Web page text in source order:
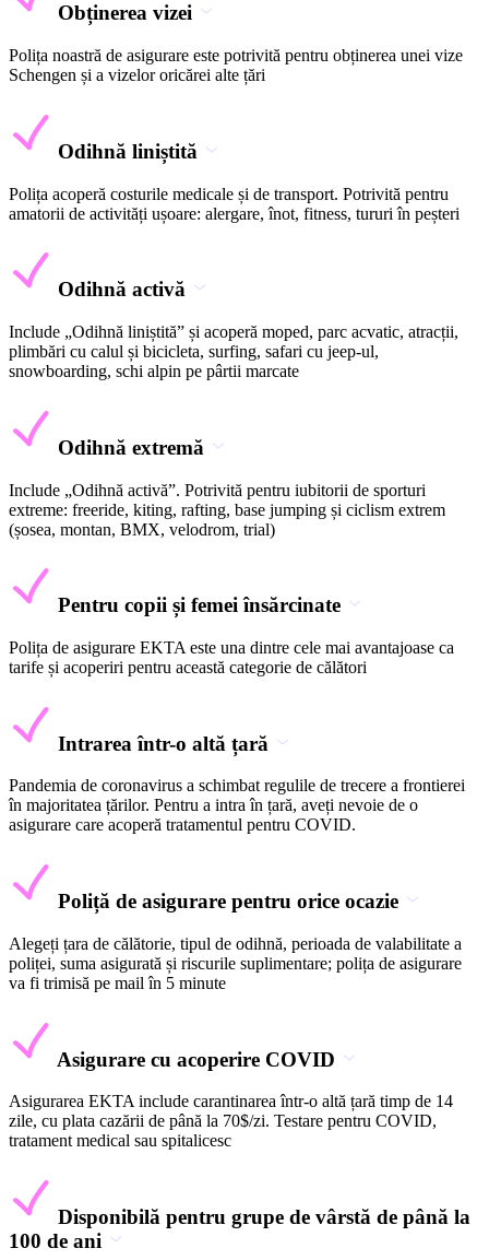
Obținerea vizei
Polița noastră de asigurare este potrivită pentru obținerea unei vize
Schengen și a vizelor oricărei alte țări
Odihnă liniștită
Polița acoperă costurile medicale și de transport. Potrivită pentru
amatorii de activități ușoare: alergare, înot, fitness, tururi în peșteri
Odihnă activă
Include „Odihnă liniștită” și acoperă moped, parc acvatic, atracții,
plimbări cu calul și bicicleta, surfing, safari cu jeep-ul,
snowboarding, schi alpin pe pârtii marcate
Odihnă extremă
Include „Odihnă activă”. Potrivită pentru iubitorii de sporturi
extreme: freeride, kiting, rafting, base jumping și ciclism extrem
(șosea, montan, BMX, velodrom, trial)
Pentru copii și femei însărcinate
Polița de asigurare EKTA este una dintre cele mai avantajoase ca
tarife și acoperiri pentru această categorie de călători
Intrarea într-o altă țară
Pandemia de coronavirus a schimbat regulile de trecere a frontierei
în majoritatea țărilor. Pentru a intra în țară, aveți nevoie de o
asigurare care acoperă tratamentul pentru COVID.
Poliță de asigurare pentru orice ocazie
Alegeți țara de călătorie, tipul de odihnă, perioada de valabilitate a
poliței, suma asigurată și riscurile suplimentare; polița de asigurare
va fi trimisă pe mail în 5 minute
Asigurare cu acoperire COVID
Asigurarea EKTA include carantinarea într-o altă țară timp de 14
zile, cu plata cazării de până la 70$/zi. Testare pentru COVID,
tratament medical sau spitalicesc
Disponibilă pentru grupe de vârstă de până la
100 de ani